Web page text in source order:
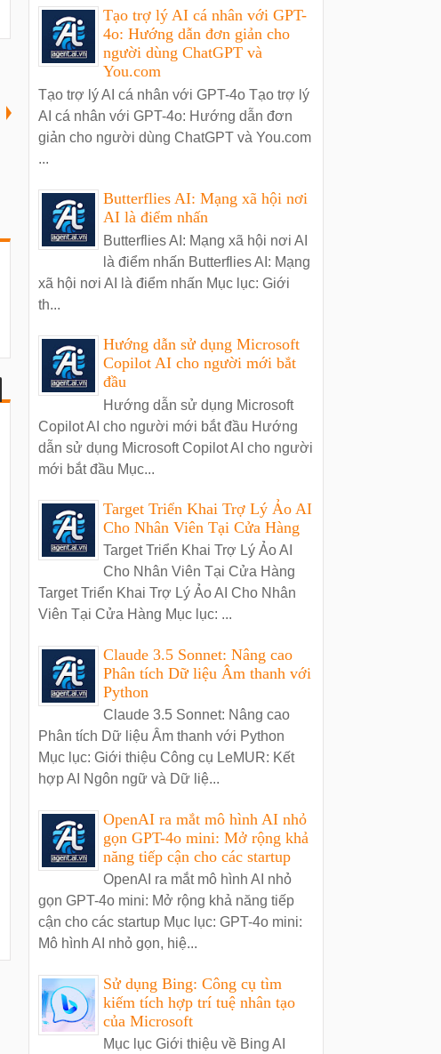
Tạo trợ lý AI cá nhân với GPT-
4o: Hướng dẫn đơn giản cho
người dùng ChatGPT và
You.com
Tạo trợ lý AI cá nhân với GPT-4o Tạo trợ lý
AI cá nhân với GPT-4o: Hướng dẫn đơn
giản cho người dùng ChatGPT và You.com
...
Butterflies AI: Mạng xã hội nơi
AI là điểm nhấn
Butterflies AI: Mạng xã hội nơi AI
là điểm nhấn Butterflies AI: Mạng
xã hội nơi AI là điểm nhấn Mục lục: Giới
th...
Hướng dẫn sử dụng Microsoft
Copilot AI cho người mới bắt
đầu
Hướng dẫn sử dụng Microsoft
Copilot AI cho người mới bắt đầu Hướng
dẫn sử dụng Microsoft Copilot AI cho người
mới bắt đầu Mục...
Target Triển Khai Trợ Lý Ảo AI
Cho Nhân Viên Tại Cửa Hàng
Target Triển Khai Trợ Lý Ảo AI
Cho Nhân Viên Tại Cửa Hàng
Target Triển Khai Trợ Lý Ảo AI Cho Nhân
Viên Tại Cửa Hàng Mục lục: ...
Claude 3.5 Sonnet: Nâng cao
Phân tích Dữ liệu Âm thanh với
Python
Claude 3.5 Sonnet: Nâng cao
Phân tích Dữ liệu Âm thanh với Python
Mục lục: Giới thiệu Công cụ LeMUR: Kết
hợp AI Ngôn ngữ và Dữ liệ...
OpenAI ra mắt mô hình AI nhỏ
gọn GPT-4o mini: Mở rộng khả
năng tiếp cận cho các startup
OpenAI ra mắt mô hình AI nhỏ
gọn GPT-4o mini: Mở rộng khả năng tiếp
cận cho các startup Mục lục: GPT-4o mini:
Mô hình AI nhỏ gọn, hiệ...
Sử dụng Bing: Công cụ tìm
kiếm tích hợp trí tuệ nhân tạo
của Microsoft
Mục lục Giới thiệu về Bing AI